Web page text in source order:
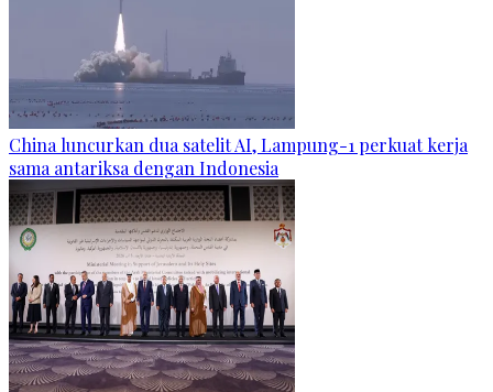
China luncurkan dua satelit AI, Lampung-1 perkuat kerja
sama antariksa dengan Indonesia